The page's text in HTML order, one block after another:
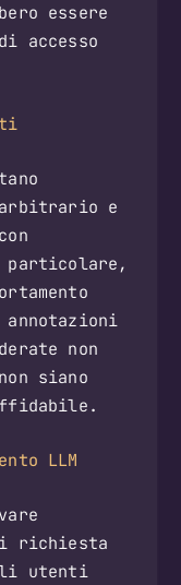
essere
accesso
arbitrario e
particolare,
non
siano
LLM
richiesta
utenti